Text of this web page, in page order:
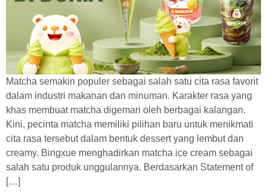
Matcha semakin populer sebagai salah satu cita rasa favorit
dalam industri makanan dan minuman. Karakter rasa yang
khas membuat matcha digemari oleh berbagai kalangan.
Kini, pecinta matcha memiliki pilihan baru untuk menikmati
cita rasa tersebut dalam bentuk dessert yang lembut dan
creamy. Bingxue menghadirkan matcha ice cream sebagai
salah satu produk unggulannya. Berdasarkan Statement of
[…]